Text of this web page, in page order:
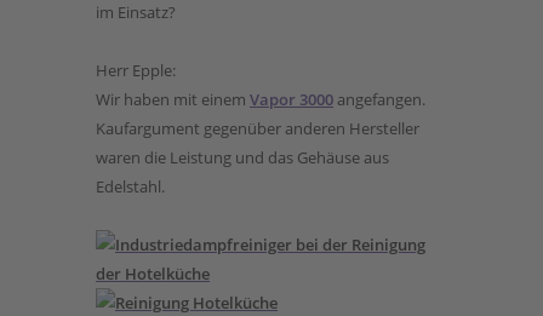
im Einsatz?
Herr Epple:
Wir haben mit einem Vapor 3000 angefangen.
Kaufargument gegenüber anderen Hersteller
waren die Leistung und das Gehäuse aus
Edelstahl.